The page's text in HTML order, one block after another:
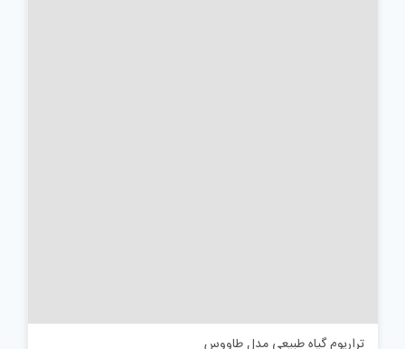
تراریوم گیاه طبیعی مدل طاووس